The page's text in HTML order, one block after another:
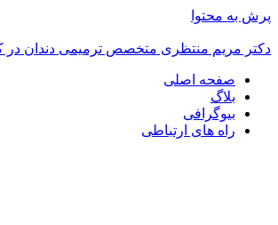
پرش به محتوا
دکتر مریم منتظری متخصص ترمیمی دندان در
صفحه اصلی
بلاگ
بیوگرافی
راه های ارتباطی